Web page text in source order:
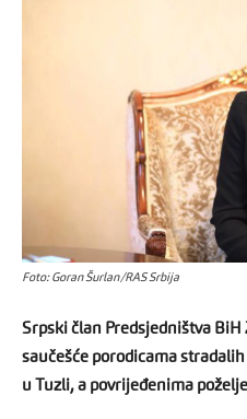
Foto: Goran Šurlan/RAS Srbija
Srpski član Predsjedništva
saučešće porodicama
u Tuzli, a povrijeđenima